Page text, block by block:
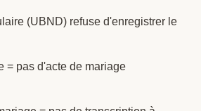
(UBND) refuse d'enregistrer le
= pas d'acte de mariage